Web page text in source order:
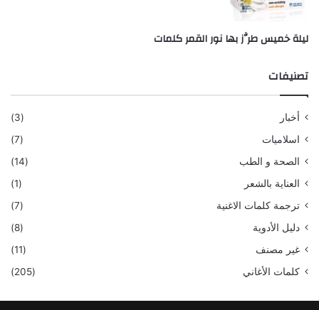
ليلة خميس طرَّز بها نور القمر كلمات
تصنيفات
أخبار
(3)
اسلاميات
(7)
الصحة و الطب
(14)
العناية بالشعر
(1)
ترجمة كلمات الاغنية
(7)
دليل الأدوية
(8)
غير مصنف
(11)
كلمات الأغاني
(205)